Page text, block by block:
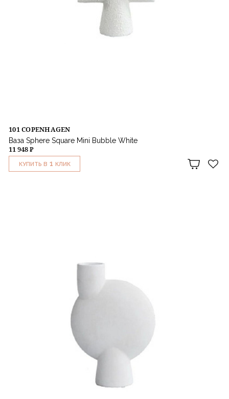
101 COPENHAGEN
Ваза Sphere Square Mini Bubble White
11 948 ₽
КУПИТЬ В 1 КЛИК